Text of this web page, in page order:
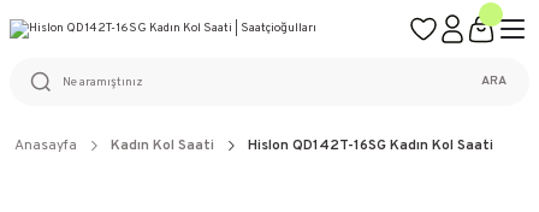
%100 ORİJİNAL ÜRÜN GARANTİSİ
ARA
Anasayfa Kadın Kol Saati Hislon QD142T-16SG Kadın Kol Saati